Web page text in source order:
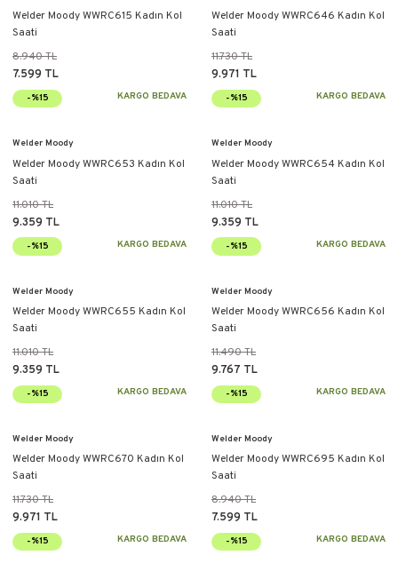
Welder Moody WWRC615 Kadın Kol
Saati
8.940 TL
7.599 TL
-%15 KARGO BEDAVA
Welder Moody WWRC646 Kadın Kol
Saati
11.730 TL
9.971 TL
-%15 KARGO BEDAVA
Welder Moody
Welder Moody WWRC653 Kadın Kol
Saati
11.010 TL
9.359 TL
-%15 KARGO BEDAVA
Welder Moody
Welder Moody WWRC654 Kadın Kol
Saati
11.010 TL
9.359 TL
-%15 KARGO BEDAVA
Welder Moody
Welder Moody WWRC655 Kadın Kol
Saati
11.010 TL
9.359 TL
-%15 KARGO BEDAVA
Welder Moody
Welder Moody WWRC656 Kadın Kol
Saati
11.490 TL
9.767 TL
-%15 KARGO BEDAVA
Welder Moody
Welder Moody WWRC670 Kadın Kol
Saati
11.730 TL
9.971 TL
-%15 KARGO BEDAVA
Welder Moody
Welder Moody WWRC695 Kadın Kol
Saati
8.940 TL
7.599 TL
-%15 KARGO BEDAVA